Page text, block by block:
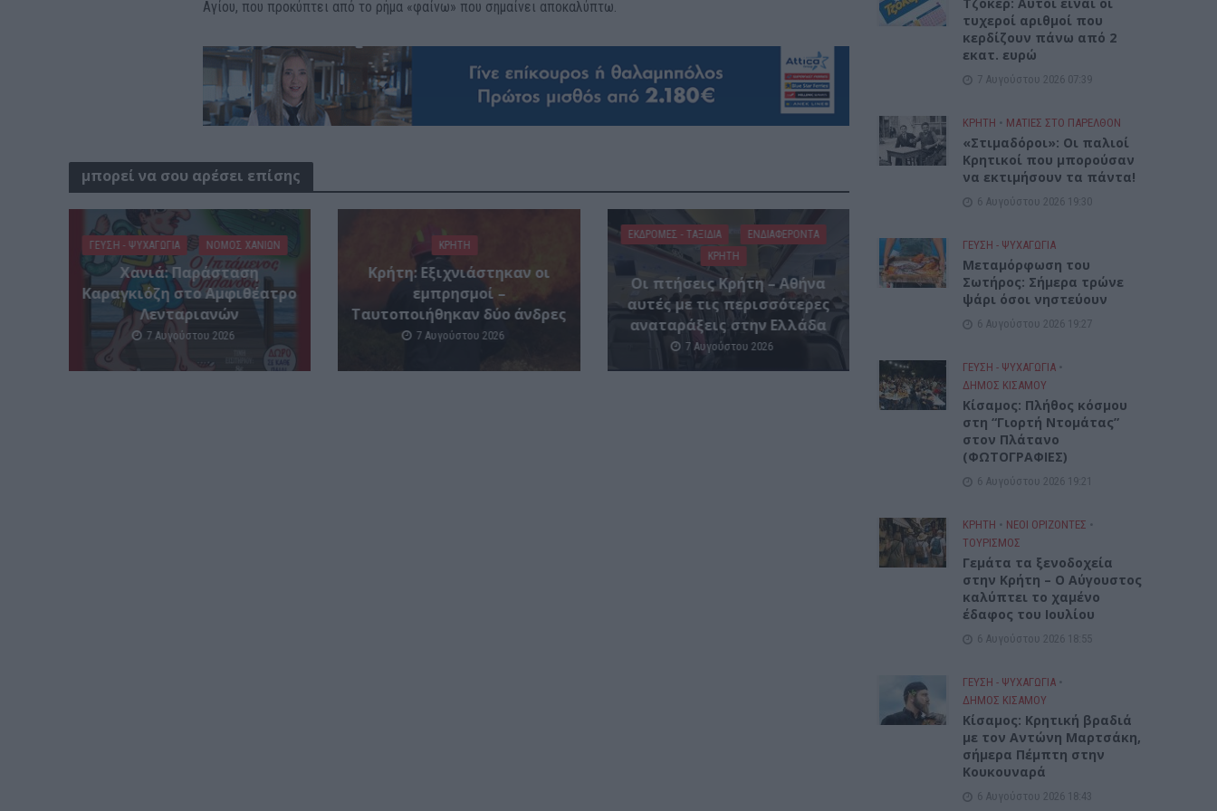
Αγίου, που προκύπτει από το ρήμα «φαίνω» που σημαίνει αποκαλύπτω.
μπορεί να σου αρέσει επίσης
ΓΕΎΣΗ - ΨΥΧΑΓΩΓΊΑ ΝΟΜΌΣ ΧΑΝΊΩΝ
Xανιά: Παράσταση
Καραγκιόζη στο Αμφιθέατρο
Λενταριανών
7 Αυγούστου 2026
ΚΡΗΤΗ
Κρήτη: Εξιχνιάστηκαν οι
εμπρησμοί –
Ταυτοποιήθηκαν δύο άνδρες
7 Αυγούστου 2026
ΕΚΔΡΟΜΈΣ - ΤΑΞΊΔΙΑ
ΕΝΔΙΑΦΕΡΟΝΤΑ
ΚΡΗΤΗ
Οι πτήσεις Κρήτη – Αθήνα
αυτές με τις περισσότερες
αναταράξεις στην Ελλάδα
7 Αυγούστου 2026
τυχεροί αριθμοί που
κερδίζουν πάνω από 2
εκατ. ευρώ
7 Αυγούστου 2026 07:39
ΚΡΗΤΗ • ΜΑΤΙΕΣ ΣΤΟ ΠΑΡΕΛΘΟΝ
«Στιμαδόροι»: Οι παλιοί
Κρητικοί που μπορούσαν
να εκτιμήσουν τα πάντα!
6 Αυγούστου 2026 19:30
ΓΕΎΣΗ - ΨΥΧΑΓΩΓΊΑ
Μεταμόρφωση του
Σωτήρος: Σήμερα τρώνε
ψάρι όσοι νηστεύουν
6 Αυγούστου 2026 19:27
ΓΕΎΣΗ - ΨΥΧΑΓΩΓΊΑ •
ΔΉΜΟΣ ΚΙΣΆΜΟΥ
Κίσαμος: Πλήθος κόσμου
στη “Γιορτή Ντομάτας”
στον Πλάτανο
(ΦΩΤΟΓΡΑΦΙΕΣ)
6 Αυγούστου 2026 19:21
ΚΡΗΤΗ • ΝΕΟΙ ΟΡΙΖΟΝΤΕΣ •
ΤΟΥΡΙΣΜΟΣ
Γεμάτα τα ξενοδοχεία
στην Κρήτη – Ο Αύγουστος
καλύπτει το χαμένο
έδαφος του Ιουλίου
6 Αυγούστου 2026 18:55
ΓΕΎΣΗ - ΨΥΧΑΓΩΓΊΑ •
ΔΉΜΟΣ ΚΙΣΆΜΟΥ
Kίσαμος: Κρητική βραδιά
με τον Αντώνη Μαρτσάκη,
σήμερα Πέμπτη στην
Κουκουναρά
6 Αυγούστου 2026 18:43